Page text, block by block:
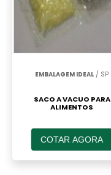
EMBALAGEM IDEAL / SP
SACO A VACUO PARA
ALIMENTOS
COTAR AGORA